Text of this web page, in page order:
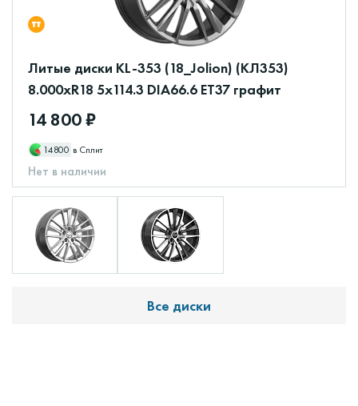
Литые диски KL-353 (18_Jolion) (КЛ353)
8.000xR18 5x114.3 DIA66.6 ET37 графит
14 800 ₽
14800 в Сплит
Нет в наличии
Все диски